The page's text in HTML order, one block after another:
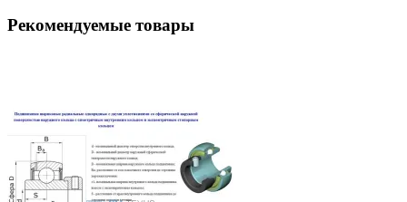
Рекомендуемые товары